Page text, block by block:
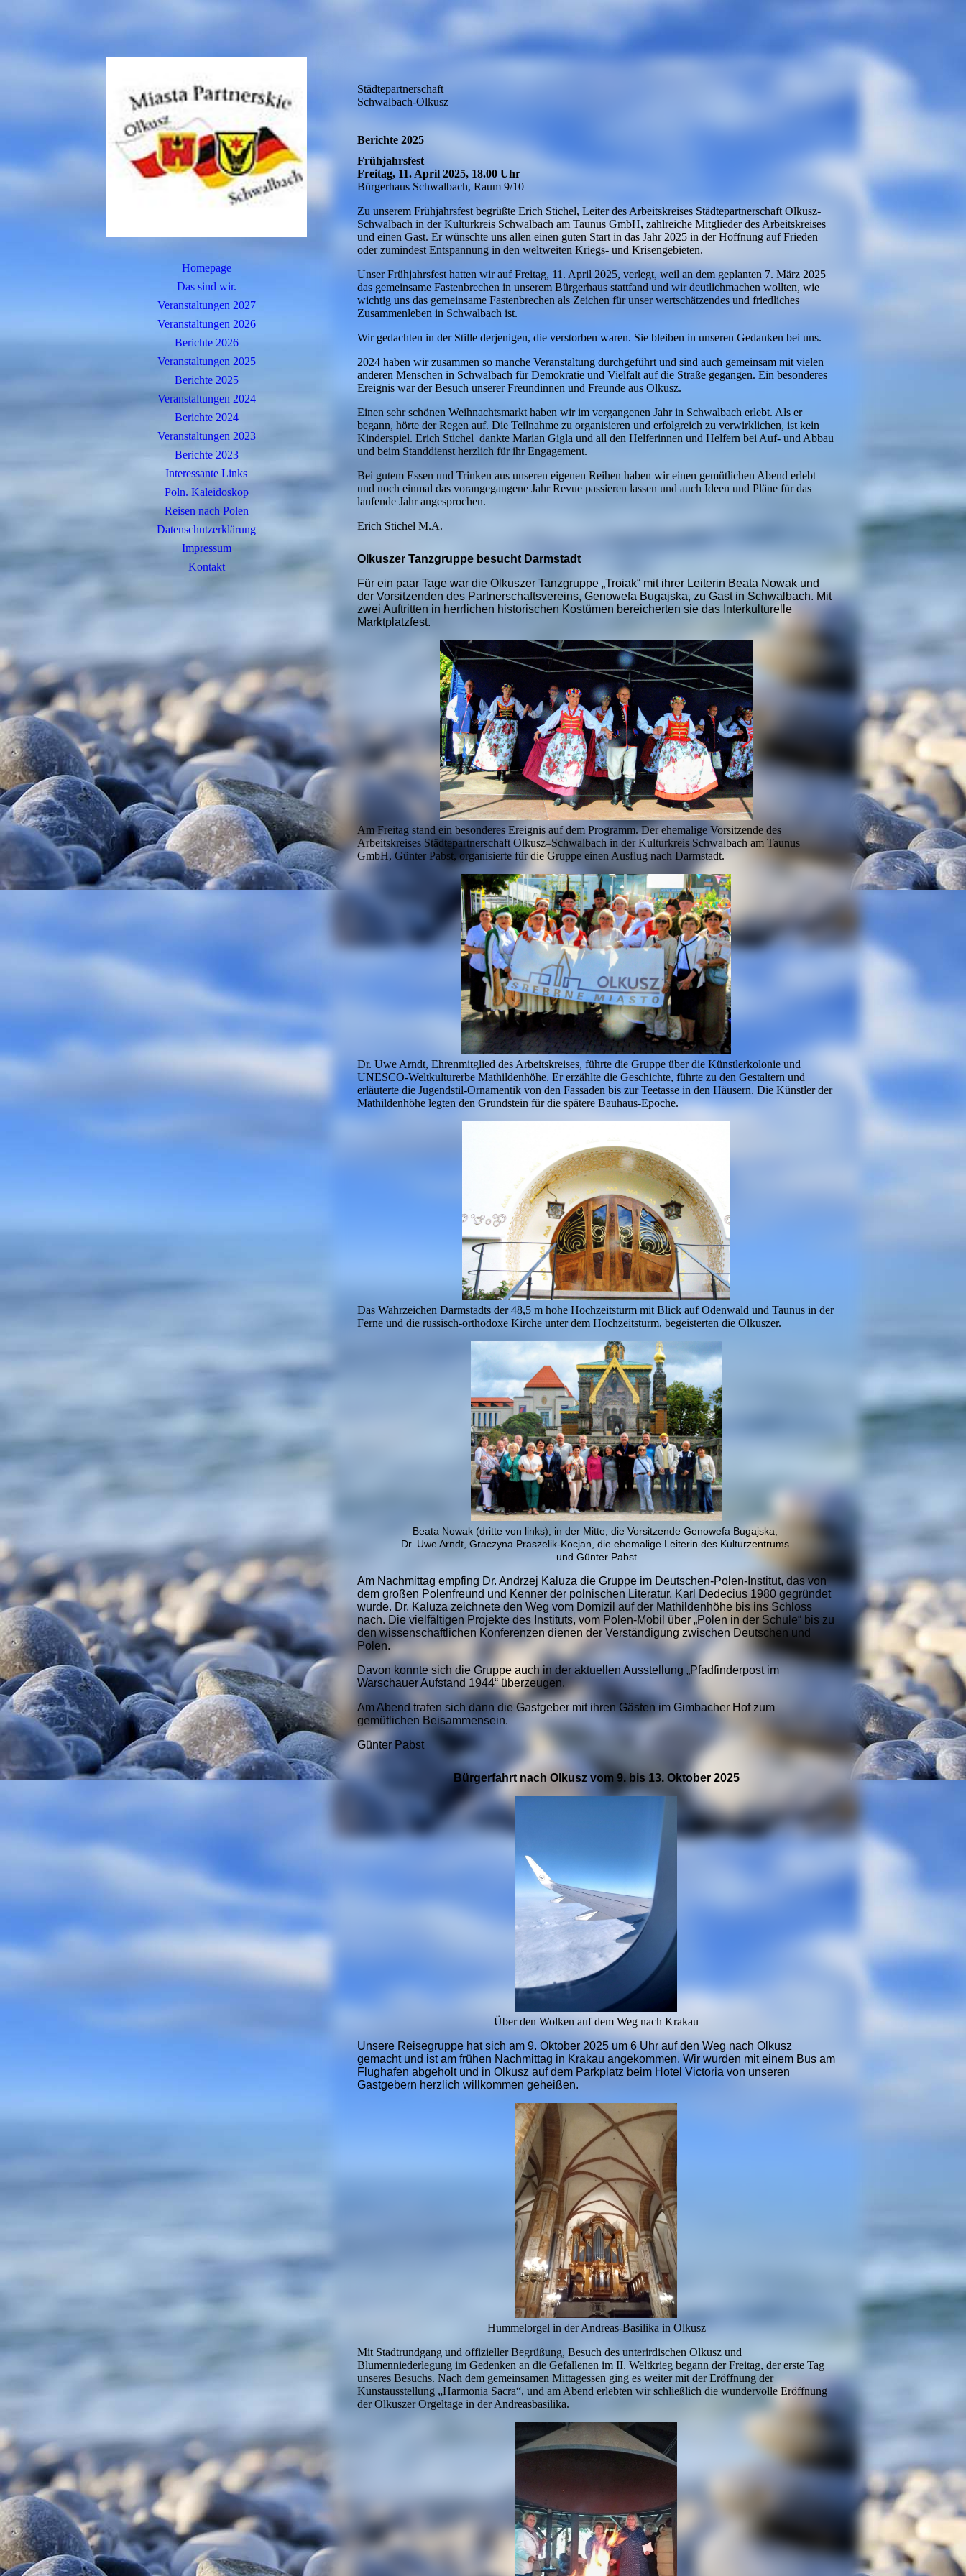
Homepage
Das sind wir.
Veranstaltungen 2027
Veranstaltungen 2026
Berichte 2026
Veranstaltungen 2025
Berichte 2025
Veranstaltungen 2024
Berichte 2024
Veranstaltungen 2023
Berichte 2023
Interessante Links
Poln. Kaleidoskop
Reisen nach Polen
Datenschutzerklärung
Impressum
Kontakt
Städtepartnerschaft
Schwalbach-Olkusz
Berichte 2025
Frühjahrsfest
Freitag, 11. April 2025, 18.00 Uhr
Bürgerhaus Schwalbach, Raum 9/10
Zu unserem Frühjahrsfest begrüßte Erich Stichel, Leiter des Arbeitskreises Städtepartnerschaft Olkusz-
Schwalbach in der Kulturkreis Schwalbach am Taunus GmbH, zahlreiche Mitglieder des Arbeitskreises
und einen Gast. Er wünschte uns allen einen guten Start in das Jahr 2025 in der Hoffnung auf Frieden
oder zumindest Entspannung in den weltweiten Kriegs- und Krisengebieten.
Unser Frühjahrsfest hatten wir auf Freitag, 11. April 2025, verlegt, weil an dem geplanten 7. März 2025
das gemeinsame Fastenbrechen in unserem Bürgerhaus stattfand und wir deutlichmachen wollten, wie
wichtig uns das gemeinsame Fastenbrechen als Zeichen für unser wertschätzendes und friedliches
Zusammenleben in Schwalbach ist.
Wir gedachten in der Stille derjenigen, die verstorben waren. Sie bleiben in unseren Gedanken bei uns.
2024 haben wir zusammen so manche Veranstaltung durchgeführt und sind auch gemeinsam mit vielen
anderen Menschen in Schwalbach für Demokratie und Vielfalt auf die Straße gegangen. Ein besonderes
Ereignis war der Besuch unserer Freundinnen und Freunde aus Olkusz.
Einen sehr schönen Weihnachtsmarkt haben wir im vergangenen Jahr in Schwalbach erlebt. Als er
begann, hörte der Regen auf. Die Teilnahme zu organisieren und erfolgreich zu verwirklichen, ist kein
Kinderspiel. Erich Stichel dankte Marian Gigla und all den Helferinnen und Helfern bei Auf- und Abbau
und beim Standdienst herzlich für ihr Engagement.
Bei gutem Essen und Trinken aus unseren eigenen Reihen haben wir einen gemütlichen Abend erlebt
und noch einmal das vorangegangene Jahr Revue passieren lassen und auch Ideen und Pläne für das
laufende Jahr angesprochen.
Erich Stichel M.A.
Olkuszer Tanzgruppe besucht Darmstadt
Für ein paar Tage war die Olkuszer Tanzgruppe „Troiak“ mit ihrer Leiterin Beata Nowak und
der Vorsitzenden des Partnerschaftsvereins, Genowefa Bugajska, zu Gast in Schwalbach. Mit
zwei Auftritten in herrlichen historischen Kostümen bereicherten sie das Interkulturelle
Marktplatzfest.
Am Freitag stand ein besonderes Ereignis auf dem Programm. Der ehemalige Vorsitzende des
Arbeitskreises Städtepartnerschaft Olkusz–Schwalbach in der Kulturkreis Schwalbach am Taunus
GmbH, Günter Pabst, organisierte für die Gruppe einen Ausflug nach Darmstadt.
Dr. Uwe Arndt, Ehrenmitglied des Arbeitskreises, führte die Gruppe über die Künstlerkolonie und
UNESCO-Weltkulturerbe Mathildenhöhe. Er erzählte die Geschichte, führte zu den Gestaltern und
erläuterte die Jugendstil-Ornamentik von den Fassaden bis zur Teetasse in den Häusern. Die Künstler der
Mathildenhöhe legten den Grundstein für die spätere Bauhaus-Epoche.
Das Wahrzeichen Darmstadts der 48,5 m hohe Hochzeitsturm mit Blick auf Odenwald und Taunus in der
Ferne und die russisch-orthodoxe Kirche unter dem Hochzeitsturm, begeisterten die Olkuszer.
Beata Nowak (dritte von links), in der Mitte, die Vorsitzende Genowefa Bugajska,
Dr. Uwe Arndt, Graczyna Praszelik-Kocjan, die ehemalige Leiterin des Kulturzentrums
und Günter Pabst
Am Nachmittag empfing Dr. Andrzej Kaluza die Gruppe im Deutschen-Polen-Institut, das von
dem großen Polenfreund und Kenner der polnischen Literatur, Karl Dedecius 1980 gegründet
wurde. Dr. Kaluza zeichnete den Weg vom Domizil auf der Mathildenhöhe bis ins Schloss
nach. Die vielfältigen Projekte des Instituts, vom Polen-Mobil über „Polen in der Schule“ bis zu
den wissenschaftlichen Konferenzen dienen der Verständigung zwischen Deutschen und
Polen.
Davon konnte sich die Gruppe auch in der aktuellen Ausstellung „Pfadfinderpost im
Warschauer Aufstand 1944“ überzeugen.
Am Abend trafen sich dann die Gastgeber mit ihren Gästen im Gimbacher Hof zum
gemütlichen Beisammensein.
Günter Pabst
Bürgerfahrt nach Olkusz vom 9. bis 13. Oktober 2025
Über den Wolken auf dem Weg nach Krakau
Unsere Reisegruppe hat sich am 9. Oktober 2025 um 6 Uhr auf den Weg nach Olkusz
gemacht und ist am frühen Nachmittag in Krakau angekommen. Wir wurden mit einem Bus am
Flughafen abgeholt und in Olkusz auf dem Parkplatz beim Hotel Victoria von unseren
Gastgebern herzlich willkommen geheißen.
Hummelorgel in der Andreas-Basilika in Olkusz
Mit Stadtrundgang und offizieller Begrüßung, Besuch des unterirdischen Olkusz und
Blumenniederlegung im Gedenken an die Gefallenen im II. Weltkrieg begann der Freitag, der erste Tag
unseres Besuchs. Nach dem gemeinsamen Mittagessen ging es weiter mit der Eröffnung der
Kunstausstellung „Harmonia Sacra“, und am Abend erlebten wir schließlich die wundervolle Eröffnung
der Olkuszer Orgeltage in der Andreasbasilika.